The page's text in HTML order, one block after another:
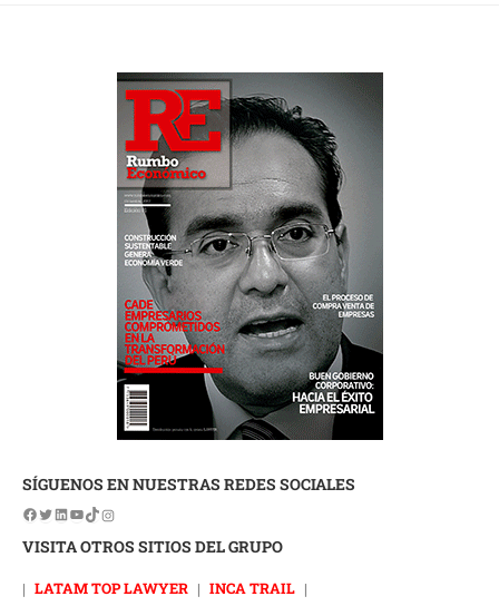
SÍGUENOS EN NUESTRAS REDES SOCIALES
VISITA OTROS SITIOS DEL GRUPO
| LATAM TOP LAWYER | INCA TRAIL |